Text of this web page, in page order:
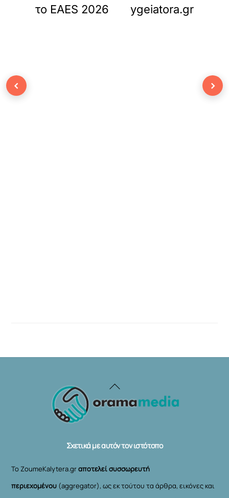
το EAES 2026 ygeiatora.gr
Back
To
Σχετικά με αυτόν τον ιστότοπο
Το ZoumeKalytera.grαποτελεί συσσωρευτή
περιεχομένου (aggregator), ως εκ τούτου τα άρθρα, εικόνες και
‹ ›